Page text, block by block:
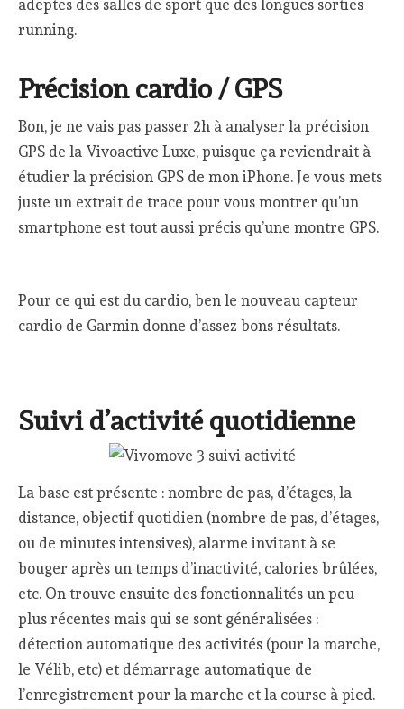
adeptes des salles de sport que des longues sorties
running.
Précision cardio / GPS
Bon, je ne vais pas passer 2h à analyser la précision
GPS de la Vivoactive Luxe, puisque ça reviendrait à
étudier la précision GPS de mon iPhone. Je vous mets
juste un extrait de trace pour vous montrer qu’un
smartphone est tout aussi précis qu’une montre GPS.
Pour ce qui est du cardio, ben le nouveau capteur
cardio de Garmin donne d’assez bons résultats.
Suivi d’activité quotidienne
La base est présente : nombre de pas, d’étages, la
distance, objectif quotidien (nombre de pas, d’étages,
ou de minutes intensives), alarme invitant à se
bouger après un temps d’inactivité, calories brûlées,
etc. On trouve ensuite des fonctionnalités un peu
plus récentes mais qui se sont généralisées :
détection automatique des activités (pour la marche,
le Vélib, etc) et démarrage automatique de
l’enregistrement pour la marche et la course à pied.